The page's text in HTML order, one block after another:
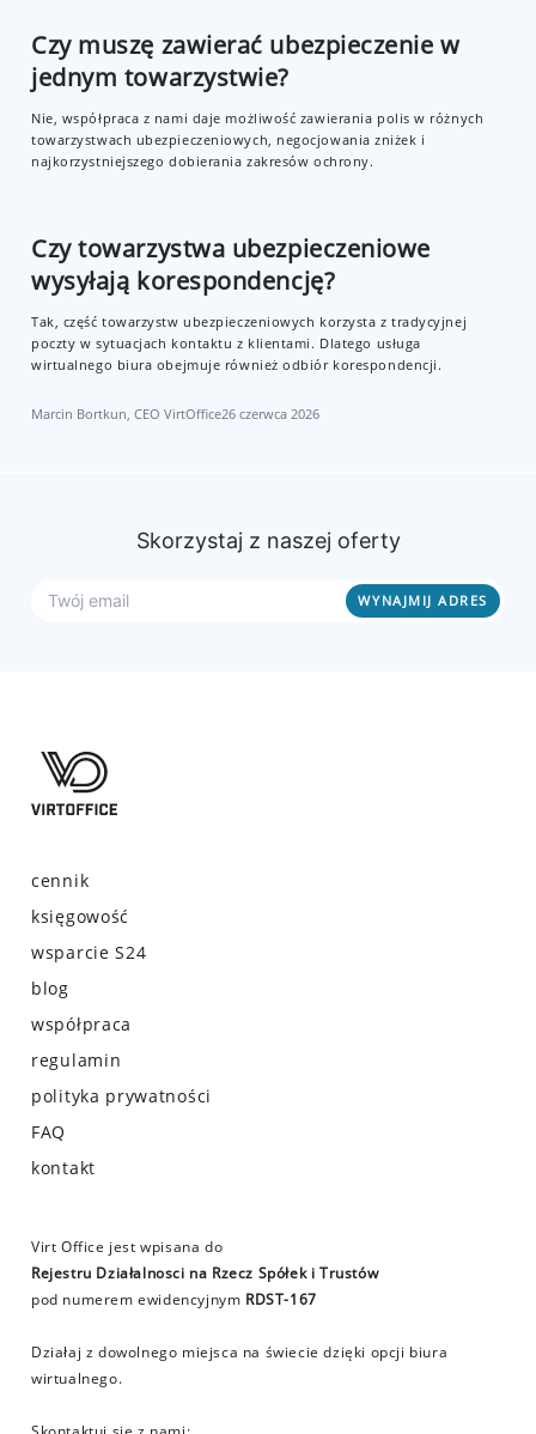
Czy muszę zawierać ubezpieczenie w
jednym towarzystwie?
Nie, współpraca z nami daje możliwość zawierania polis w różnych
towarzystwach ubezpieczeniowych, negocjowania zniżek i
najkorzystniejszego dobierania zakresów ochrony.
Czy towarzystwa ubezpieczeniowe
wysyłają korespondencję?
Tak, część towarzystw ubezpieczeniowych korzysta z tradycyjnej
poczty w sytuacjach kontaktu z klientami. Dlatego usługa
wirtualnego biura obejmuje również odbiór korespondencji.
Marcin Bortkun, CEO VirtOffice26 czerwca 2026
Skorzystaj z naszej oferty
cennik
księgowość
wsparcie S24
blog
współpraca
regulamin
polityka prywatności
FAQ
kontakt
Virt Office jest wpisana do
Rejestru Działalnosci na Rzecz Spółek i Trustów
pod numerem ewidencyjnym RDST-167
Działaj z dowolnego miejsca na świecie dzięki opcji biura
wirtualnego.